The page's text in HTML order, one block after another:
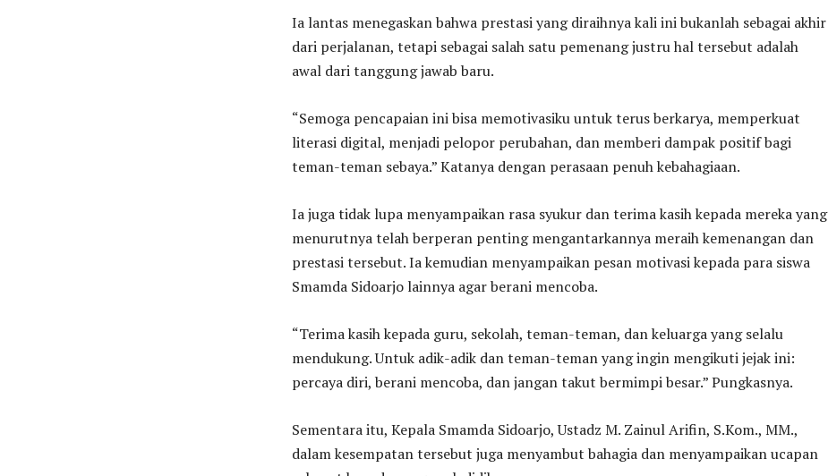
Ia lantas menegaskan bahwa prestasi yang diraihnya kali ini bukanlah sebagai akhir
dari perjalanan, tetapi sebagai salah satu pemenang justru hal tersebut adalah
awal dari tanggung jawab baru.
“Semoga pencapaian ini bisa memotivasiku untuk terus berkarya, memperkuat
literasi digital, menjadi pelopor perubahan, dan memberi dampak positif bagi
teman-teman sebaya.” Katanya dengan perasaan penuh kebahagiaan.
Ia juga tidak lupa menyampaikan rasa syukur dan terima kasih kepada mereka yang
menurutnya telah berperan penting mengantarkannya meraih kemenangan dan
prestasi tersebut. Ia kemudian menyampaikan pesan motivasi kepada para siswa
Smamda Sidoarjo lainnya agar berani mencoba.
“Terima kasih kepada guru, sekolah, teman-teman, dan keluarga yang selalu
mendukung. Untuk adik-adik dan teman-teman yang ingin mengikuti jejak ini:
percaya diri, berani mencoba, dan jangan takut bermimpi besar.” Pungkasnya.
Sementara itu, Kepala Smamda Sidoarjo, Ustadz M. Zainul Arifin, S.Kom., MM.,
dalam kesempatan tersebut juga menyambut bahagia dan menyampaikan ucapan